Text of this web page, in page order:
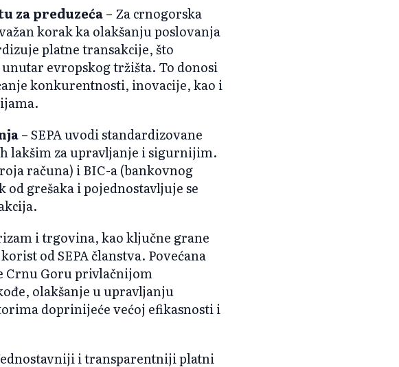
za preduzeća– Za crnogorska
korak ka olakšanju poslovanja
platne transakcije, što
evropskog tržišta. To donosi
konkurentnosti, inovacije, kao i
– SEPA uvodi standardizovane
lakšim za upravljanje i sigurnijim.
računa) i BIC-a (bankovnog
grešaka i pojednostavljuje se
i trgovina, kao ključne grane
od SEPA članstva. Povećana
Crnu Goru privlačnijom
olakšanje u upravljanju
doprinijeće većoj efikasnosti i
i transparentniji platni